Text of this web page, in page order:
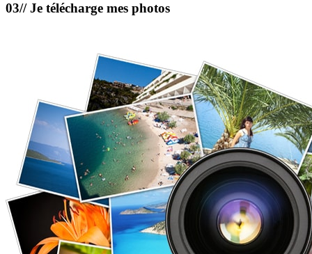
03// Je télécharge mes photos